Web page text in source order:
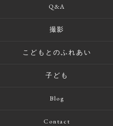
Q&A
撮影
こどもとのふれあい
子ども
Blog
Contact